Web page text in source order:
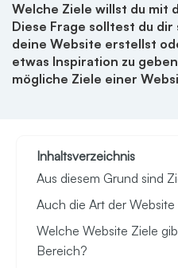
Welche Ziele willst du mit
Diese Frage solltest du
deine Website erstellst
etwas Inspiration zu
mögliche Ziele einer
Inhaltsverzeichnis
Aus diesem Grund sind
Auch die Art der
Welche Website Ziele
Bereich?